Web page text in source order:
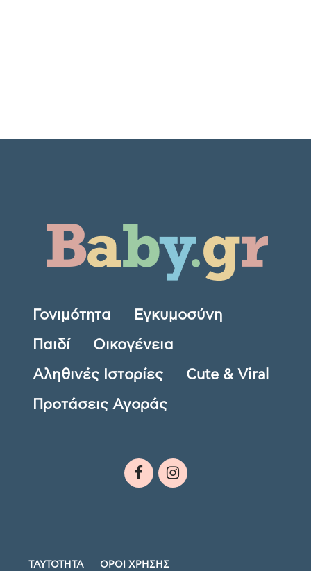
Γονιμότητα Εγκυμοσύνη
Παιδί Οικογένεια
Αληθινές Ιστορίες Cute & Viral
Προτάσεις Αγοράς
ΤΑΥΤΟΤΗΤΑ ΟΡΟΙ ΧΡΗΣΗΣ